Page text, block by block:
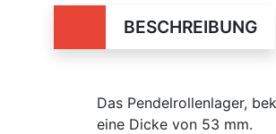
BESCHREIBUNG
Das Pendelrollenlager,
eine Dicke von 53 mm.